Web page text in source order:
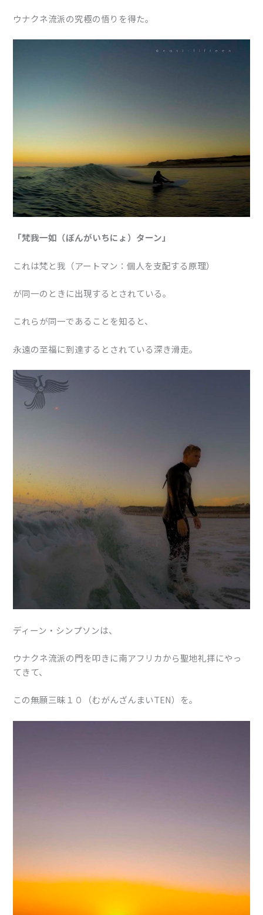
ウナクネ流派の究極の悟りを得た。
「梵我一如（ぼんがいちにょ）ターン」
これは梵と我（アートマン：個人を支配する原理）
が同一のときに出現するとされている。
これらが同一であることを知ると、
永遠の至福に到達するとされている深き滑走。
ディーン・シンプソンは、
ウナクネ流派の門を叩きに南アフリカから聖地礼拝にやっ
てきて、
この無願三昧１０（むがんざんまいTEN）を。